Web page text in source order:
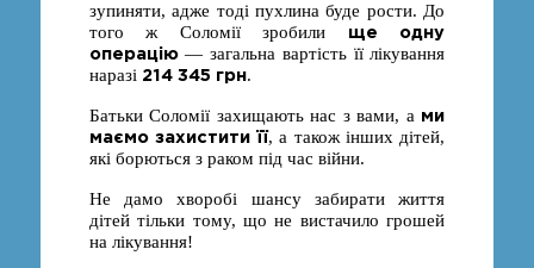
зупиняти, адже тоді пухлина буде рости. До
того ж Соломії зробили ще одну
операцію— загальна вартість її лікування
наразі 214 345 грн.
Батьки Соломії захищають нас з вами, а ми
маємо захистити її, а також інших дітей,
які борються з раком під час війни.
Не дамо хворобі шансу забирати життя
дітей тільки тому, що не вистачило грошей
на лікування!